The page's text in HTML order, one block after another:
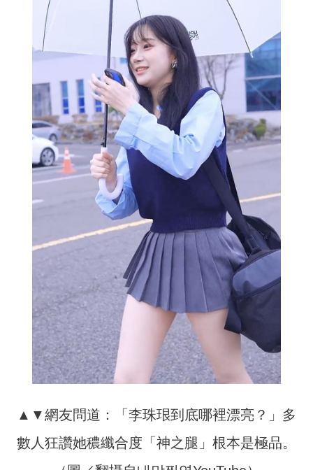
▲▼網友問道：「李珠珢到底哪裡漂亮？」多
數人狂讚她穠纖合度「神之腿」根本是極品。